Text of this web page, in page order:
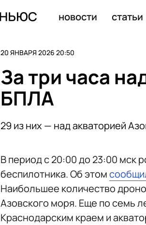
новости статьи
20 ЯНВАРЯ 2026 20:50
За три часа
БПЛА
29 из них — над акваторией
В период с 20:00 до 23:00 мск
беспилотника. Об этом
Наибольшее количество
Азовского моря. Еще по семь
Краснодарским краем и